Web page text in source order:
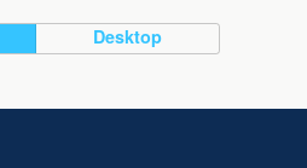
Desktop